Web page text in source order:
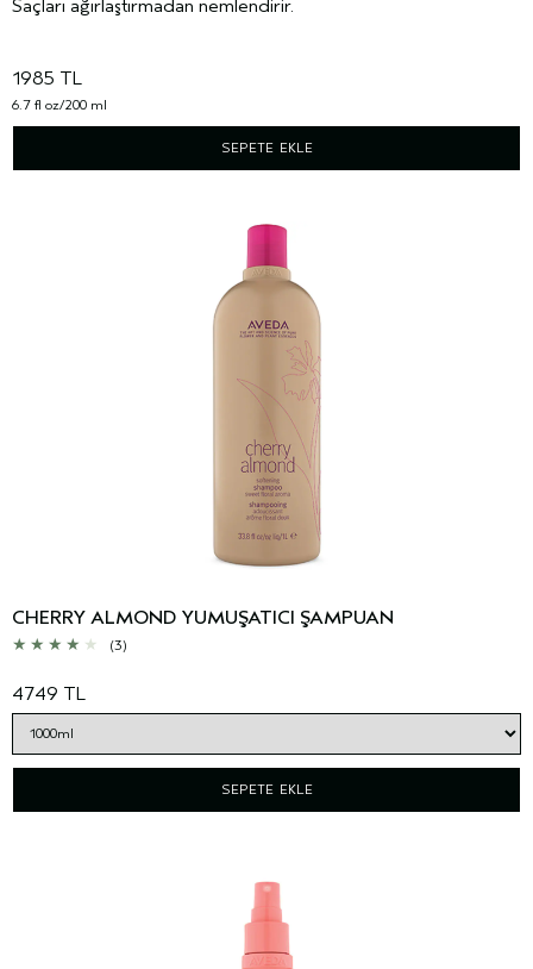
Saçları ağırlaştırmadan nemlendirir.
1985 TL
6.7 fl oz/200 ml
SEPETE EKLE
CHERRY ALMOND YUMUŞATICI ŞAMPUAN
(3)
4749 TL
SEPETE EKLE